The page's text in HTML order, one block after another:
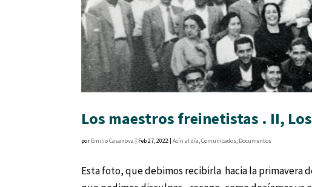
Los maestros freinetistas . II,
por Emilio Casanova | Feb 27, 2022 |Acín al día,Comunicados, Documentos
Esta foto, que debimos recibirla hacia la primavera